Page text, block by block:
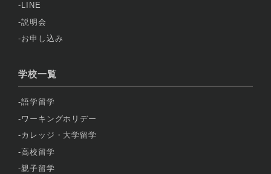
LINE
説明会
お申し込み
学校一覧
語学留学
ワーキングホリデー
カレッジ・大学留学
高校留学
親子留学